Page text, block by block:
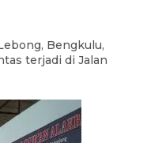
Bengkulu,
terjadi di Jalan